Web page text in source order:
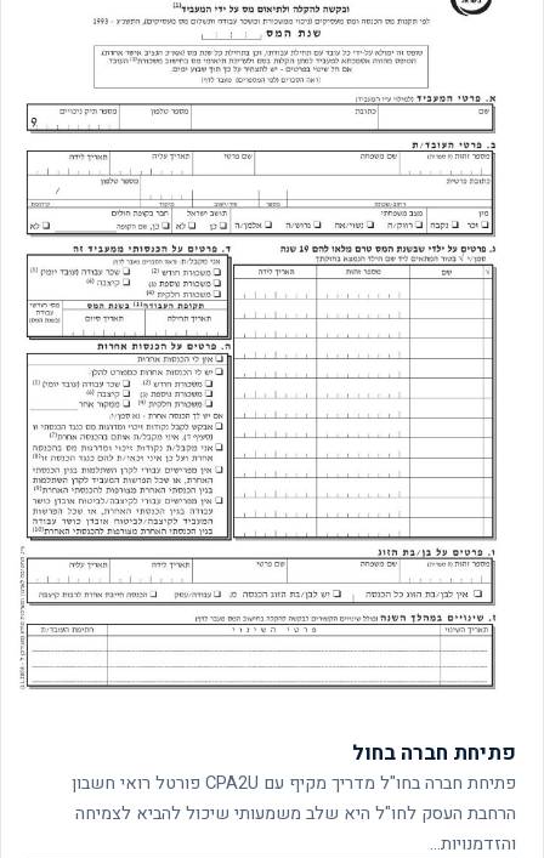
פתיחת חברה בחול
פתיחת חברה בחו"ל מדריך מקיף עם CPA2U פורטל רואי חשבון
הרחבת העסק לחו"ל היא שלב משמעותי שיכול להביא לצמיחה
והזדמנויות…